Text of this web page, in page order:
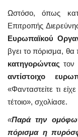
Ωστόσο, όπως
Επιτροπής
Ευρωπαϊκού
βγει το πόρισμα, θα
κατηγορώνταςτον
αντίστοιχο
«Φανταστείτε τι
τέτοιο», σχολίασε.
«Παρά την
πόρισμα η